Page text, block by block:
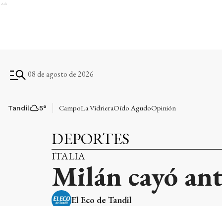
Ads
08 de agosto de 2026
Tandil 5° CampoLa VidrieraOído AgudoOpinión
DEPORTES
ITALIA
Milán cayó
El Eco de Tandil